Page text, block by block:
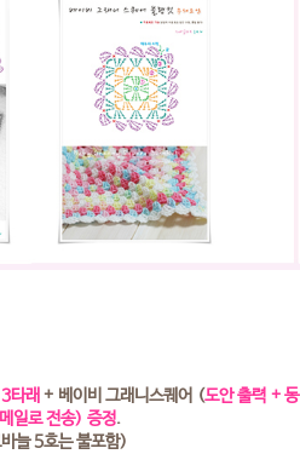
3타래 + 베이비 그래니스퀘어 (도안 출력 + 동
일로 전송) 증정.
늘 5호는 불포함)